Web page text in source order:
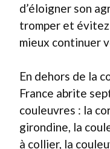
d’éloigner son
tromper et évitez
mieux continuer
En dehors de la
France abrite
couleuvres : la
girondine, la
à collier, la